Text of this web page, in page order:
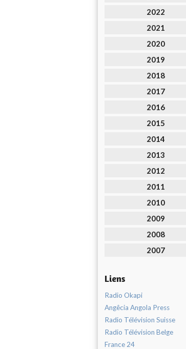
2022
2021
2020
2019
2018
2017
2016
2015
2014
2013
2012
2011
2010
2009
2008
2007
Liens
Radio Okapi
Angêcia Angola Press
Radio Télévision Suisse
Radio Télévision Belge
France 24